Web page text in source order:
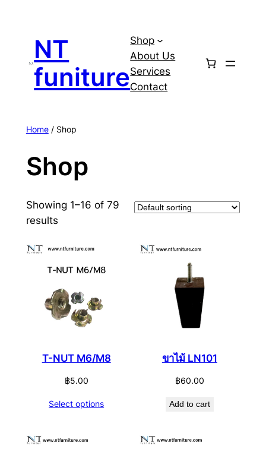
contentNT
funiture
Shop
About Us
Services
Contact
Home/ Shop
Shop
Showing 1–16 of 79
results
T-NUT M6/M8
฿5.00
Select options
ขาไม้ LN101
฿60.00
Add to cart